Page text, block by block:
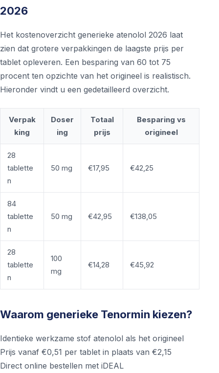
2026
Het kostenoverzicht generieke atenolol 2026 laat
zien dat grotere verpakkingen de laagste prijs per
tablet opleveren. Een besparing van 60 tot 75
procent ten opzichte van het origineel is realistisch.
Hieronder vindt u een gedetailleerd overzicht.
Verpak
king
Doser
ing
Totaal
prijs
Besparing vs
origineel
28
tablette
n
50 mg €17,95 €42,25
84
tablette
n
50 mg €42,95 €138,05
28
tablette
n
100
mg
€14,28 €45,92
Waarom generieke Tenormin kiezen?
Identieke werkzame stof atenolol als het origineel
Prijs vanaf €0,51 per tablet in plaats van €2,15
Direct online bestellen met iDEAL